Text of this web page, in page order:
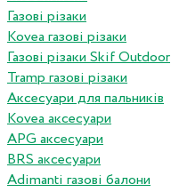
Газові різаки
Kovea газові різаки
Газові різаки Skif Outdoor
Tramp газові різаки
Аксесуари для пальників
Kovea аксесуари
APG аксесуари
BRS аксесуари
Adimanti газові балони